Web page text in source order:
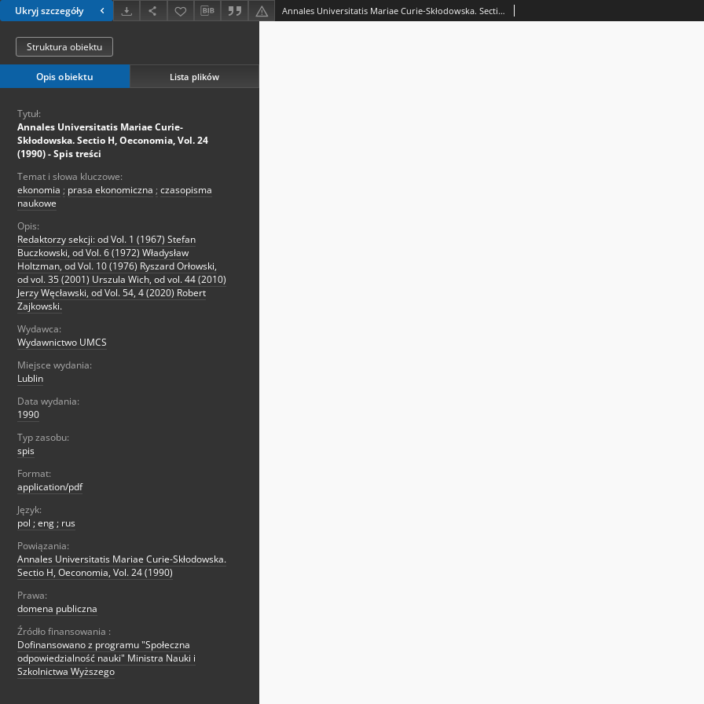
Ukryj szczegóły Annales Universitatis Mariae Curie-Skłodowska. Sectio H, Oeconomia, Vol. 24 (1990) - Spis treści
Struktura obiektu
Opis obiektu Lista plików
Tytuł:
Annales Universitatis Mariae Curie-
Skłodowska. Sectio H, Oeconomia, Vol. 24
(1990) - Spis treści
Temat i słowa kluczowe:
ekonomia ; prasa ekonomiczna ; czasopisma
naukowe
Opis:
Redaktorzy sekcji: od Vol. 1 (1967) Stefan
Buczkowski, od Vol. 6 (1972) Władysław
Holtzman, od Vol. 10 (1976) Ryszard Orłowski,
od vol. 35 (2001) Urszula Wich, od vol. 44 (2010)
Jerzy Węcławski, od Vol. 54, 4 (2020) Robert
Zajkowski.
Wydawca:
Wydawnictwo UMCS
Miejsce wydania:
Lublin
Data wydania:
1990
Typ zasobu:
spis
Format:
application/pdf
Język:
pol ; eng ; rus
Powiązania:
Annales Universitatis Mariae Curie-Skłodowska.
Sectio H, Oeconomia, Vol. 24 (1990)
Prawa:
domena publiczna
Źródło finansowania :
Dofinansowano z programu "Społeczna
odpowiedzialność nauki" Ministra Nauki i
Szkolnictwa Wyższego